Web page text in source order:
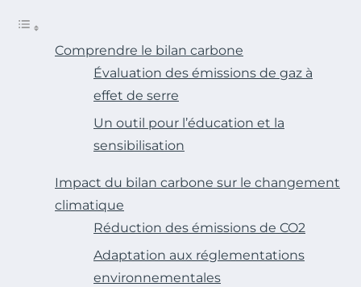
Comprendre le bilan carbone
Évaluation des émissions de gaz à
effet de serre
Un outil pour l’éducation et la
sensibilisation
Impact du bilan carbone sur le changement
climatique
Réduction des émissions de CO2
Adaptation aux réglementations
environnementales